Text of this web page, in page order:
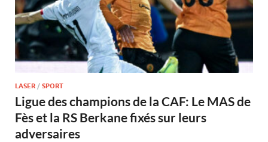
LASER / SPORT
Ligue des champions de la CAF: Le MAS de
Fès et la RS Berkane fixés sur leurs
adversaires